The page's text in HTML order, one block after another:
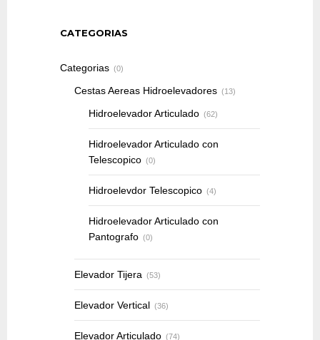
CATEGORIAS
Categorias (0)
Cestas Aereas Hidroelevadores (13)
Hidroelevador Articulado (62)
Hidroelevador Articulado con
Telescopico (0)
Hidroelevdor Telescopico (4)
Hidroelevador Articulado con
Pantografo (0)
Elevador Tijera (53)
Elevador Vertical (36)
Elevador Articulado (74)